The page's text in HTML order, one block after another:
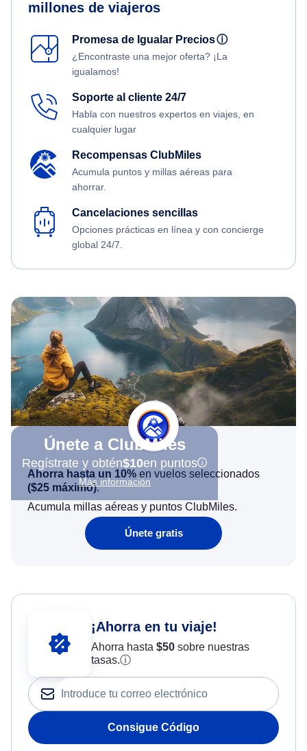
millones de viajeros
Promesa de Igualar Preciosⓘ
¿Encontraste una mejor oferta? ¡La
igualamos!
Soporte al cliente 24/7
Habla con nuestros expertos en viajes, en
cualquier lugar
Recompensas ClubMiles
Acumula puntos y millas aéreas para
ahorrar.
Cancelaciones sencillas
Opciones prácticas en línea y con concierge
global 24/7.
Únete a ClubMiles
Regístrate y obtén$10en puntos
Más información
Ahorra hasta un 10% en vuelos seleccionados
($25 máximo).
Acumula millas aéreas y puntos ClubMiles.
Únete gratis
¡Ahorra en tu viaje!
Ahorra hasta $50sobre nuestras
tasas.ⓘ
Consigue Código